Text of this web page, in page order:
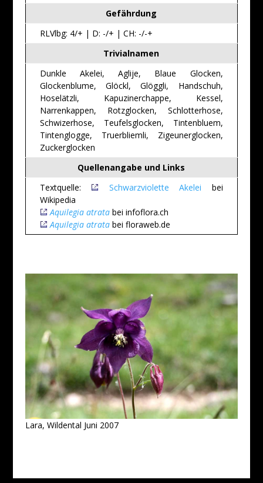
Gefährdung
RLVlbg: 4/+ | D: -/+ | CH: -/-+
Trivialnamen
Dunkle Akelei, Aglije, Blaue Glocken,
Glockenblume, Glöckl, Glöggli, Handschuh,
Hoselätzli, Kapuzinerchappe, Kessel,
Narrenkappen, Rotzglocken, Schlotterhose,
Schwizerhose, Teufelsglocken, Tintenbluem,
Tintenglogge, Truerbliemli, Zigeunerglocken,
Zuckerglocken
Quellenangabe und Links
Textquelle:
Schwarzviolette Akelei bei
Wikipedia
Aquilegia atratabei infoflora.ch
Aquilegia atratabei floraweb.de
Lara, Wildental Juni 2007